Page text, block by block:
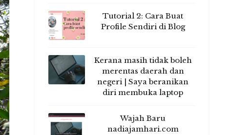
Tutorial 2: Cara Buat
Profile Sendiri di Blog
Kerana masih tidak boleh
merentas daerah dan
negeri | Saya beranikan
diri membuka laptop
Wajah Baru
nadiajamhari.com